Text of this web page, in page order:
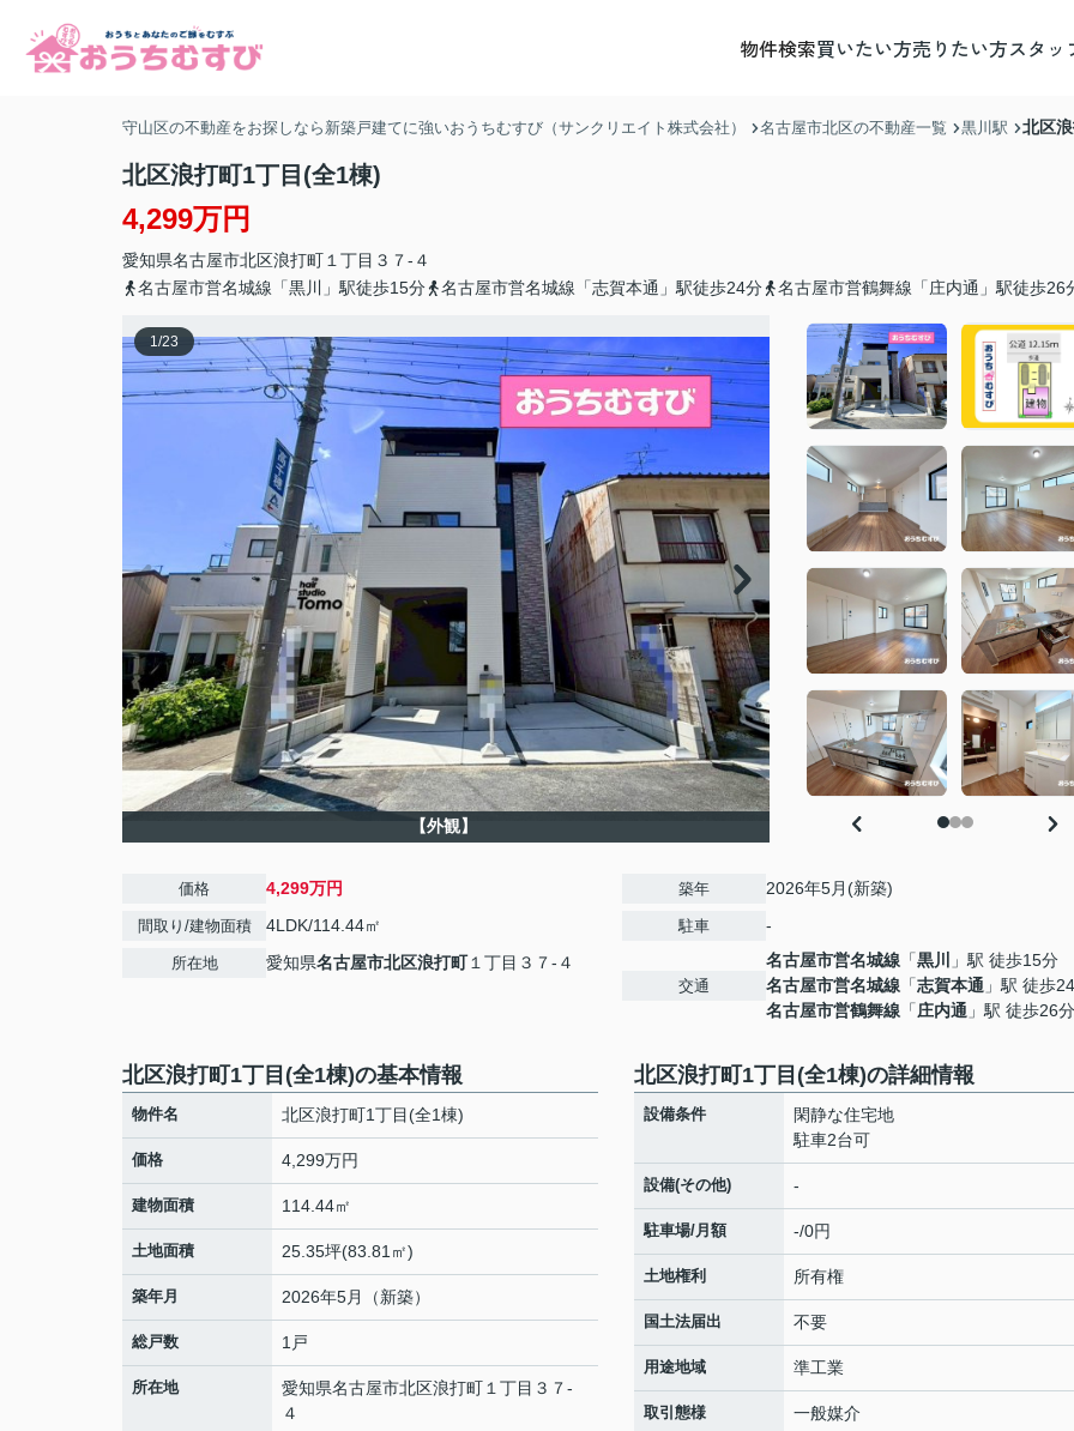
物件検索買いたい方売りたい方スタッ
守山区の不動産をお探しなら新築戸建てに強いおうちむすび（サンクリエイト株式会社） 名古屋市北区の不動産一覧 黒川駅 北区
北区浪打町1丁目(全1棟)
4,299万円
愛知県名古屋市北区浪打町 １丁目３７-４
名古屋市営名城線「黒川」駅徒歩15分
名古屋市営名城線「志賀本通」駅徒歩24分 名古屋市営鶴舞線「庄内通」駅徒歩26
1/23
【外観】
価格 4,299万円
間取り/建物面積 4LDK/114.44㎡
所在地 愛知県名古屋市北区浪打町１丁目３７-４
築年 2026年5月(新築)
駐車 -
交通
名古屋市営名城線 「黒川
」駅 徒歩15分
名古屋市営名城線 「志賀本通 」駅 徒歩
名古屋市営鶴舞線 「庄内通 」駅 徒歩26分
北区浪打町1丁目(全1棟)の基本情報
物件名 北区浪打町1丁目(全1棟)
価格 4,299万円
建物面積 114.44㎡
土地面積 25.35坪(83.81㎡)
築年月 2026年5月（新築）
総戸数 1戸
所在地 愛知県名古屋市北区浪打町 １丁目３７-
４
北区浪打町1丁目(全1棟)の詳細情報
設備条件
閑静な住宅地
駐車2台可
設備(その他) -
駐車場/月額 -/0円
土地権利 所有権
国土法届出 不要
用途地域 準工業
取引態様 一般媒介